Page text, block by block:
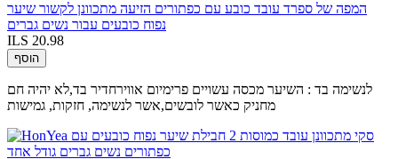
המפה של ספרד עובד כובע עם כפתורים הזיעה מתכוונן לקשור שיער
נפוח כובעים עבור נשים גברים
ILS 20.98
הוסף
לנשימה בד : השיער מכסה עשויים פרימיום אווירחדיר בד,לא יהיה חם
מחניק כאשר לובשים,אשר לנשימה, חזקות, גמישות